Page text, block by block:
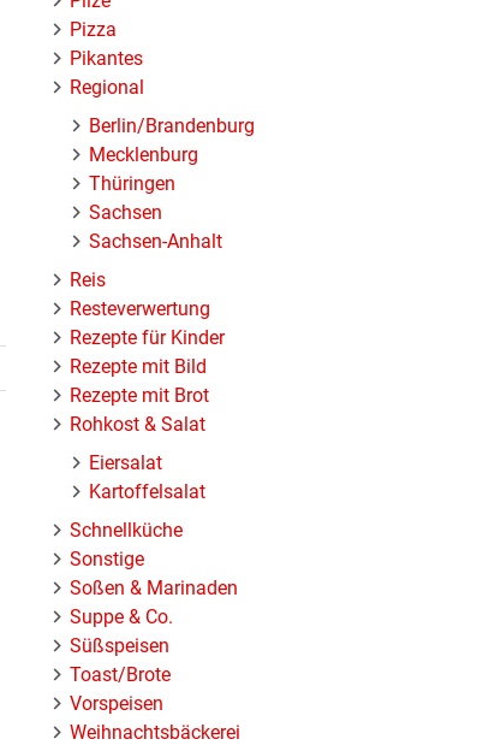
Pizza
Pikantes
Regional
Berlin/Brandenburg
Mecklenburg
Thüringen
Sachsen
Sachsen-Anhalt
Reis
Resteverwertung
Rezepte für Kinder
Rezepte mit Bild
Rezepte mit Brot
Rohkost & Salat
Eiersalat
Kartoffelsalat
Schnellküche
Sonstige
Soßen & Marinaden
Suppe & Co.
Süßspeisen
Toast/Brote
Vorspeisen
Weihnachtsbäckerei